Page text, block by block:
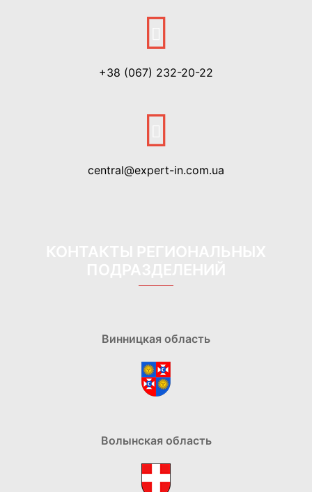
+38 (067) 232-20-22
central@expert-in.com.ua
Винницкая область
Волынская область